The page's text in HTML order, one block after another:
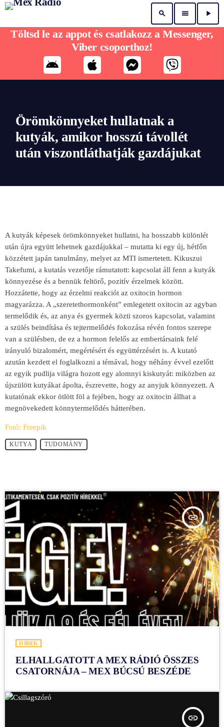
search menu play_arrow
Örömkönnyeket hullatnak a
kutyák, amikor hosszú távollét
után viszontláthatják gazdájukat
A kutyák képesek örömkönnyeket hullatni, ha hosszabb különlét
után újra együtt lehetnek gazdájukkal – mutatta ki egy új, hétfőn
közzétett japán tanulmány, melyet az MTI ismertetett. Kikuszui
Takefumi, a kutatás vezetője rámutatott: kapcsolat áll fenn a kutyák
könnyezése és a bennük feltörő, pozitív érzelmek között.
Hozzátette, hogy az érzelmi reakciót az oxitocin hormon
magyarázza. A „szeretethormonként” emlegetett oxitocin az agyban
termelődik és, az anya és gyermek közti szoros kapcsolat, valamint
a szülés beindítása és tejtermelődés fokozása révén fontos szerepe
van a szülésben, de ez a hormon felelős az embertársaink felé
irányuló bizalomért, megértésért és együttérzésért is. A kutató
azután kezdett el foglalkozni a témával, hogy néhány évvel ezelőtt
az egyik pudlija világra hozott egy alomnyi kiskutyát: miközben az
újszülött kutyákat ápolta, észrevette, hogy az anyjuk könnyezett. A
kutatónak ekkor ötlött föl a fejében, hogy az oxitocin állhat a
megnövekedett könnytermelődés hátterében.
Fotó: Freepik
KUTYA TUDOMÁNY
insert_link
HÍREK
ELHALLGATOTT A MEX RÁDIÓ ÖSSZES
CSATORNÁJA – MEX BÚCSÚ BESZÉDE
insert_link
Töltsd le az appot és csatlakozz a Messenger,
Viber csoporthoz!